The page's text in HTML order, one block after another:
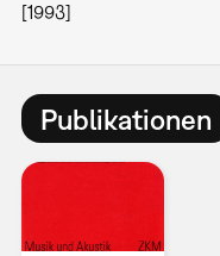
[1993]
Publikationen